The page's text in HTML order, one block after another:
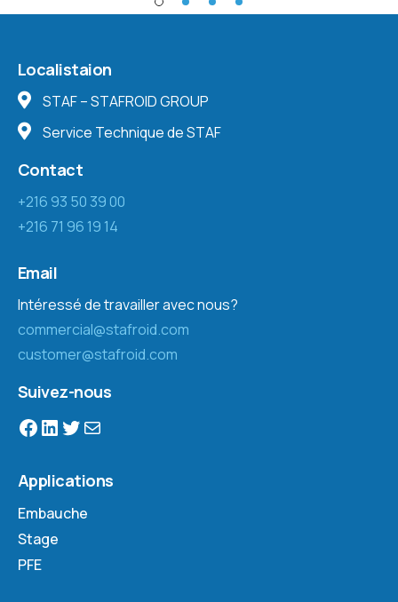
Localistaion
STAF – STAFROID GROUP
Service Technique de STAF
Contact
+216 93 50 39 00
+216 71 96 19 14
Email
Intéressé de travailler avec nous?
commercial@stafroid.com
customer@stafroid.com
Suivez-nous
Applications
Embauche
Stage
PFE